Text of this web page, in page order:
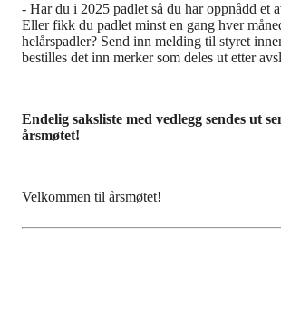
- Har du i 2025 padlet så du har oppnådd et
Eller fikk du padlet minst en gang hver
helårspadler? Send inn melding til styret
bestilles det inn merker som deles ut etter
Endelig saksliste med vedlegg sendes ut
årsmøtet!
Velkommen til årsmøtet!